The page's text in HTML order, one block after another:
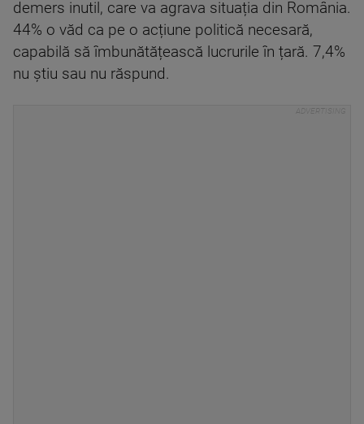
demers inutil, care va agrava situația din România.
44% o văd ca pe o acțiune politică necesară,
capabilă să îmbunătățească lucrurile în țară. 7,4%
nu știu sau nu răspund.